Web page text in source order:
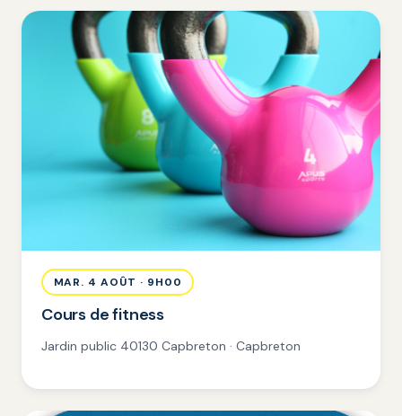
MAR. 4 AOÛT · 9H00
Cours de fitness
Jardin public 40130 Capbreton · Capbreton